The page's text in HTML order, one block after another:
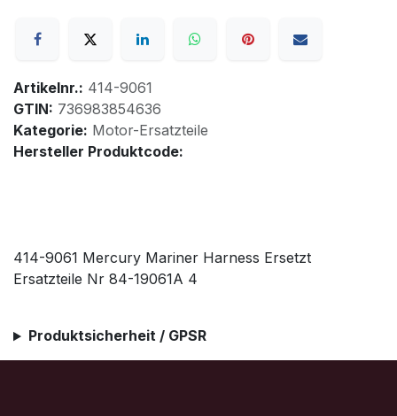
Artikelnr.: 414-9061
GTIN: 736983854636
Kategorie: Motor-Ersatzteile
Hersteller Produktcode:
414-9061 Mercury Mariner Harness Ersetzt
Ersatzteile Nr 84-19061A 4
Produktsicherheit / GPSR